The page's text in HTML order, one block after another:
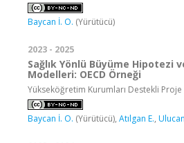
Baycan İ. O. (Yürütücü)
2023 - 2025
Sağlık Yönlü Büyüme Hipotezi
Modelleri: OECD Örneği
Yükseköğretim Kurumları Destekli Proje
Baycan İ. O. (Yürütücü), Atılgan E.,